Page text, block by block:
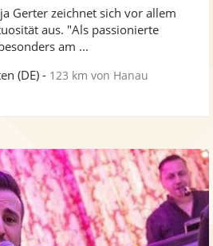
Fotos
5
Gerter zeichnet sich vor allem
aus. "Als passionierte
am ...
(DE) - 123 km von Hanau